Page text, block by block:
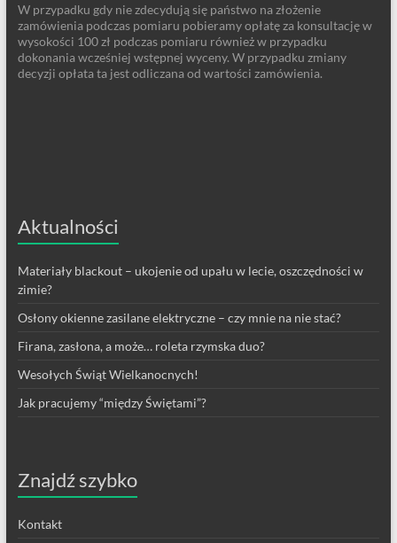
W przypadku gdy nie zdecydują się państwo na złożenie
zamówienia podczas pomiaru pobieramy opłatę za konsultację w
wysokości 100 zł podczas pomiaru również w przypadku
dokonania wcześniej wstępnej wyceny. W przypadku zmiany
decyzji opłata ta jest odliczana od wartości zamówienia.
Aktualności
Materiały blackout – ukojenie od upału w lecie, oszczędności w
zimie?
Osłony okienne zasilane elektryczne – czy mnie na nie stać?
Firana, zasłona, a może… roleta rzymska duo?
Wesołych Świąt Wielkanocnych!
Jak pracujemy “między Świętami”?
Znajdź szybko
Kontakt